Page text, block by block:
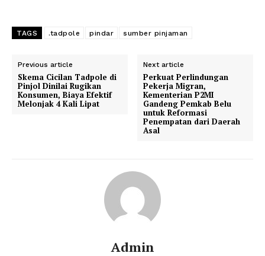
TAGS .tadpole pindar sumber pinjaman
Previous article
Skema Cicilan Tadpole di
Pinjol Dinilai Rugikan
Konsumen, Biaya Efektif
Melonjak 4 Kali Lipat
Next article
Perkuat Perlindungan
Pekerja Migran,
Kementerian P2MI
Gandeng Pemkab Belu
untuk Reformasi
Penempatan dari Daerah
Asal
Admin